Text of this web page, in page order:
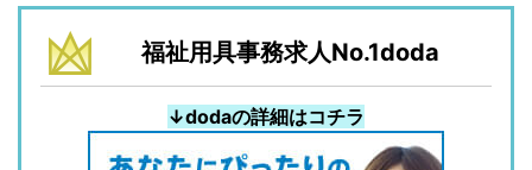
福祉用具事務求人No.1doda
↓dodaの詳細はコチラ